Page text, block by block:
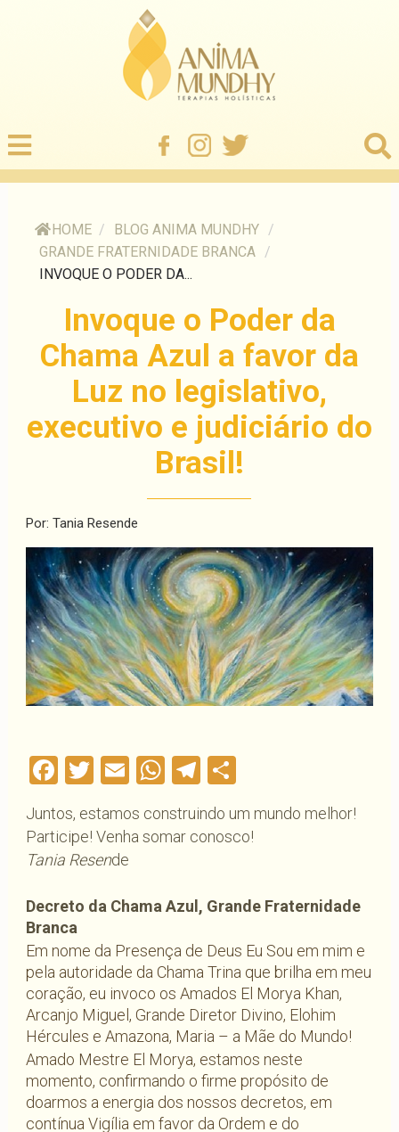
HOME / BLOG ANIMA MUNDHY /
GRANDE FRATERNIDADE BRANCA /
INVOQUE O PODER DA...
Invoque o Poder da
Chama Azul a favor da
Luz no legislativo,
executivo e judiciário do
Brasil!
Por: Tania Resende
Facebook
Twitter
EmailWhatsApp
Telegram
Juntos, estamos construindo um mundo melhor!
Participe! Venha somar conosco!
Tania Resende
Decreto da Chama Azul, Grande Fraternidade
Branca
Em nome da Presença de Deus Eu Sou em mim e
pela autoridade da Chama Trina que brilha em meu
coração, eu invoco os Amados El Morya Khan,
Arcanjo Miguel, Grande Diretor Divino, Elohim
Hércules e Amazona, Maria – a Mãe do Mundo!
Amado Mestre El Morya, estamos neste
momento, confirmando o firme propósito de
doarmos a energia dos nossos decretos, em
contínua Vigília em favor da Ordem e do